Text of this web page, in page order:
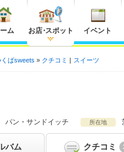
ム お店・スポット イベント
くばsweets クチコミ スイーツ
パン・サンドイッチ 所在地
バム クチコミ